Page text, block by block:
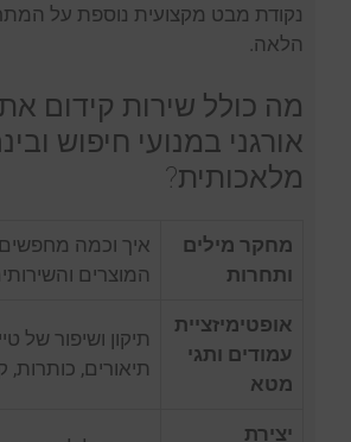
נקודת מבט מקצועית נוספת על
הלאה.
מה כולל שירות קידום
אורגני במנועי חיפוש
מלאכותית?
מחקר מילים
ותחרות
איך וכמה
המוצרים
אופטימיזציית
עמודים ותגי
מטא
תיקון ושיפור של
תיאורים, כותרות,
יצירת